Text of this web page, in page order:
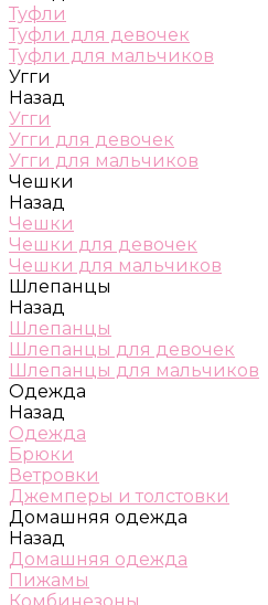
Туфли
Туфли для девочек
Туфли для мальчиков
Угги
Назад
Угги
Угги для девочек
Угги для мальчиков
Чешки
Назад
Чешки
Чешки для девочек
Чешки для мальчиков
Шлепанцы
Назад
Шлепанцы
Шлепанцы для девочек
Шлепанцы для мальчиков
Одежда
Назад
Одежда
Брюки
Ветровки
Джемперы и толстовки
Домашняя одежда
Назад
Домашняя одежда
Пижамы